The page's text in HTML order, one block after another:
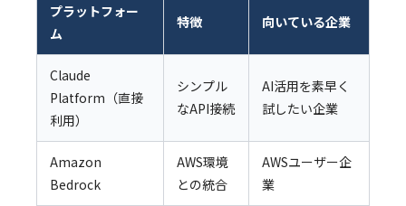
プラットフォー
ム
特徴 向いている企業
Claude
Platform（直接
利用）
シンプル
なAPI接続
AI活用を素早く
試したい企業
Amazon
Bedrock
AWS環境
との統合
AWSユーザー企
業